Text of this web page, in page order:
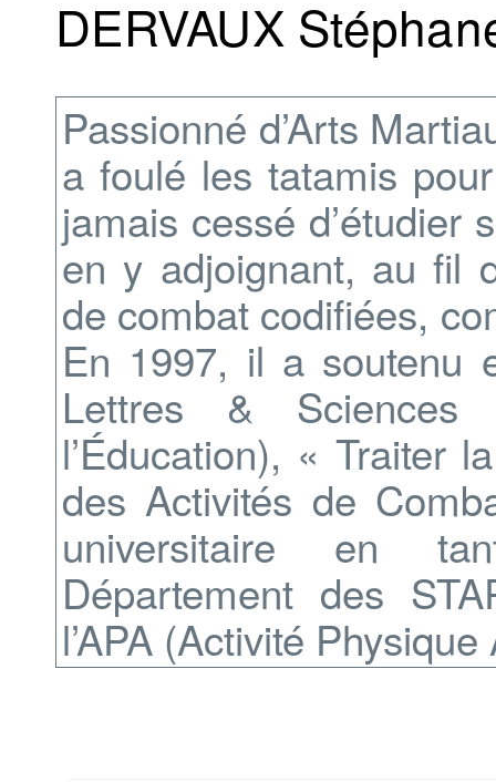
DERVAUX
Passionné d’Arts
a foulé les tatamis
jamais cessé d’étudier
en y adjoignant, au fil
de combat codifiées,
En 1997, il a soutenu
Lettres & Sciences
l’Éducation), « Traiter
des Activités de
universitaire en
Département des
l’APA (Activité